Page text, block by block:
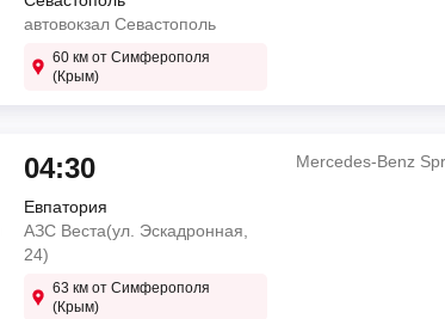
автовокзал Севастополь
60 км от Симферополя
(Крым)
04:30
Евпатория
АЗС Веста(ул. Эскадронная,
24)
63 км от Симферополя
(Крым)
Mercedes-Benz